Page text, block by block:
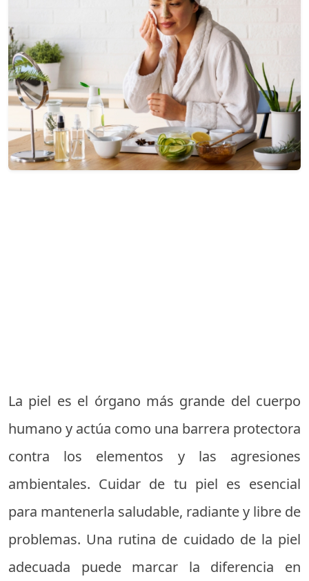
La piel es el órgano más grande del cuerpo
humano y actúa como una barrera protectora
contra los elementos y las agresiones
ambientales. Cuidar de tu piel es esencial
para mantenerla saludable, radiante y libre de
problemas. Una rutina de cuidado de la piel
adecuada puede marcar la diferencia en